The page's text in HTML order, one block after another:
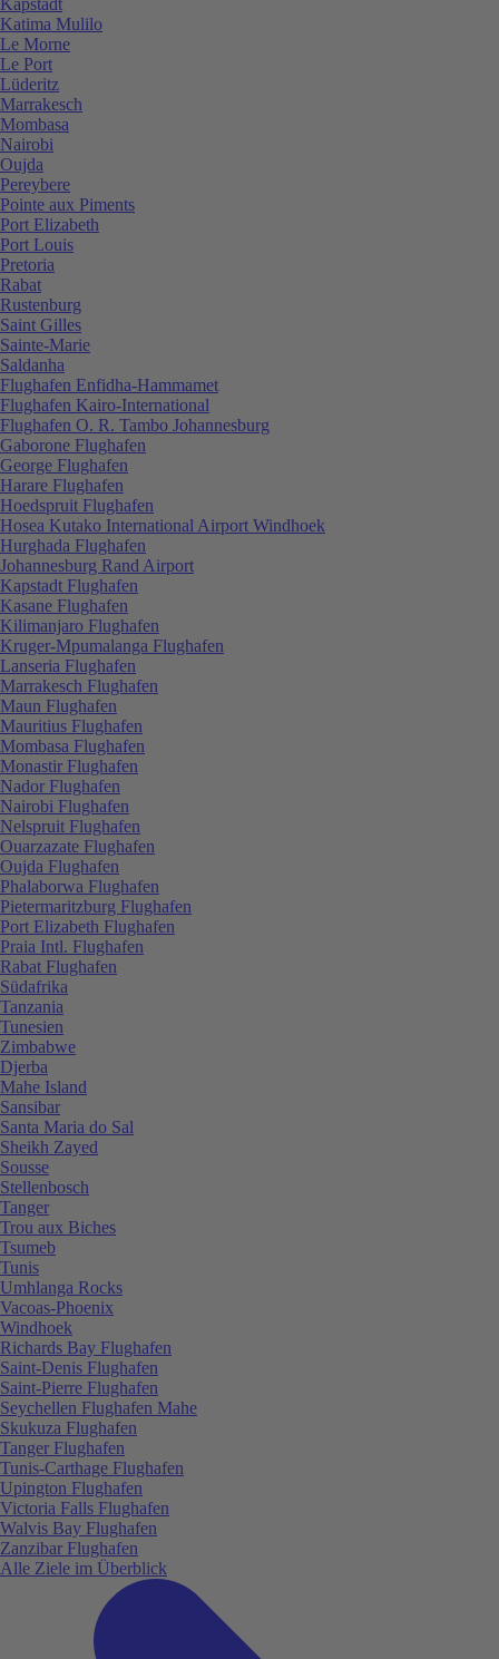
Katima Mulilo
Le Morne
Le Port
Lüderitz
Marrakesch
Mombasa
Nairobi
Oujda
Pereybere
Pointe aux Piments
Port Elizabeth
Port Louis
Pretoria
Rabat
Rustenburg
Saint Gilles
Sainte-Marie
Saldanha
Flughafen Enfidha-Hammamet
Flughafen Kairo-International
Flughafen O. R. Tambo Johannesburg
Gaborone Flughafen
George Flughafen
Harare Flughafen
Hoedspruit Flughafen
Hosea Kutako International Airport Windhoek
Hurghada Flughafen
Johannesburg Rand Airport
Kapstadt Flughafen
Kasane Flughafen
Kilimanjaro Flughafen
Kruger-Mpumalanga Flughafen
Lanseria Flughafen
Marrakesch Flughafen
Maun Flughafen
Mauritius Flughafen
Mombasa Flughafen
Monastir Flughafen
Nador Flughafen
Nairobi Flughafen
Nelspruit Flughafen
Ouarzazate Flughafen
Oujda Flughafen
Phalaborwa Flughafen
Pietermaritzburg Flughafen
Port Elizabeth Flughafen
Praia Intl. Flughafen
Rabat Flughafen
Südafrika
Tanzania
Tunesien
Zimbabwe
Djerba
Mahe Island
Sansibar
Santa Maria do Sal
Sheikh Zayed
Sousse
Stellenbosch
Tanger
Trou aux Biches
Tsumeb
Tunis
Umhlanga Rocks
Vacoas-Phoenix
Windhoek
Richards Bay Flughafen
Saint-Denis Flughafen
Saint-Pierre Flughafen
Seychellen Flughafen Mahe
Skukuza Flughafen
Tanger Flughafen
Tunis-Carthage Flughafen
Upington Flughafen
Victoria Falls Flughafen
Walvis Bay Flughafen
Zanzibar Flughafen
Alle Ziele im Überblick